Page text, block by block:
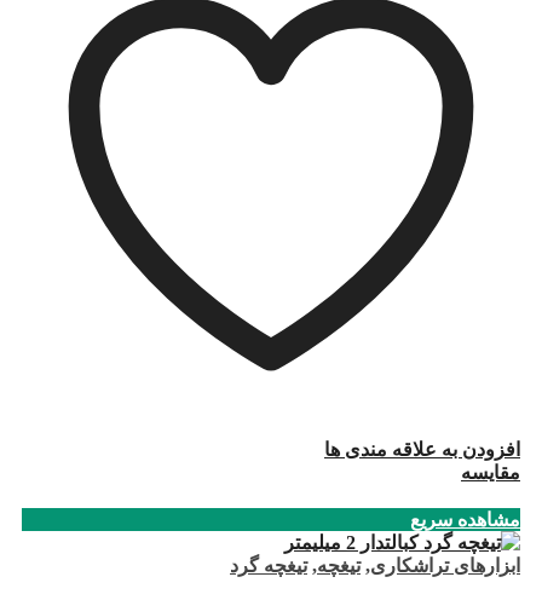
افزودن به علاقه مندی ها
مقایسه
مشاهده سریع
ابزارهای تراشکاری,تیغچه,تیغچه گرد